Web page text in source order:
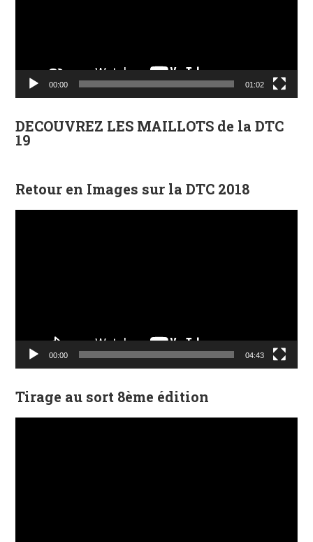
00:00 01:02
DECOUVREZ LES MAILLOTS de la DTC
19
Retour en Images sur la DTC 2018
00:00 04:43
Tirage au sort 8ème édition